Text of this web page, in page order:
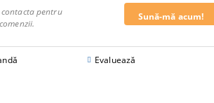
pentru
Evaluează